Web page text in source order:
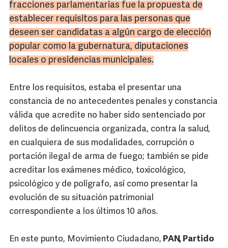
fracciones parlamentarias fue la propuesta de
establecer requisitos para las personas que
deseen ser candidatas a algún cargo de elección
popular como la gubernatura, diputaciones
locales o presidencias municipales.
Entre los requisitos, estaba el presentar una
constancia de no antecedentes penales y constancia
válida que acredite no haber sido sentenciado por
delitos de delincuencia organizada, contra la salud,
en cualquiera de sus modalidades, corrupción o
portación ilegal de arma de fuego; también se pide
acreditar los exámenes médico, toxicológico,
psicológico y de polígrafo, así como presentar la
evolución de su situación patrimonial
correspondiente a los últimos 10 años.
En este punto, Movimiento Ciudadano, PAN, Partido